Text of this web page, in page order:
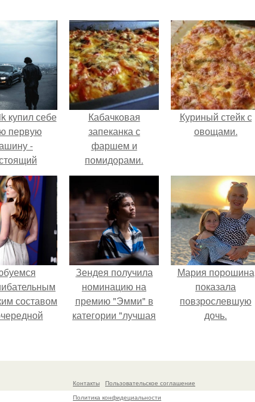
купил себе
первую
-
мечты
многих
Кабачковая
запеканка с
фаршем и
помидорами.
Куриный стейк с
овощами.
составом
Зендея получила
номинацию на
премию "Эмми" в
категории "лучшая
сериале" за третий
Мария порошина
показала
повзрослевшую
дочь.
Контакты
Пользовательское соглашение
Политика конфидециальности